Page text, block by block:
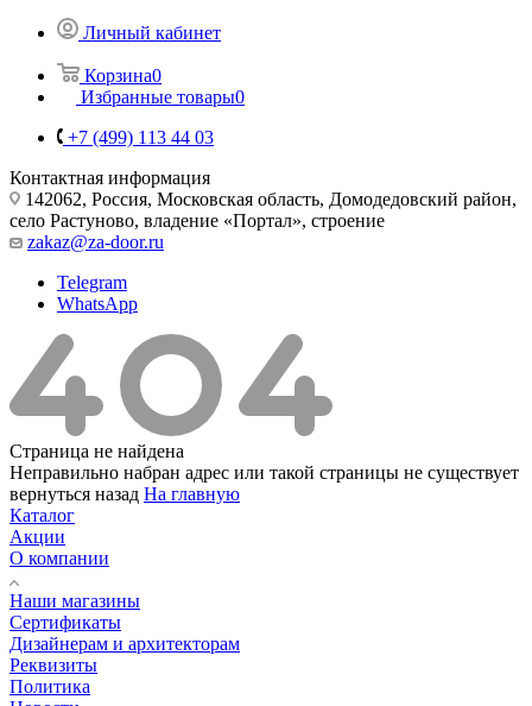
Личный кабинет
Корзина0
Избранные товары0
+7 (499) 113 44 03
Контактная информация
142062, Россия, Московская область, Домодедовский район,
село Растуново, владение «Портал», строение
zakaz@za-door.ru
Telegram
WhatsApp
Страница не найдена
Неправильно набран адрес или такой страницы не существует
вернуться назад На главную
Каталог
Акции
О компании
Наши магазины
Сертификаты
Дизайнерам и архитекторам
Реквизиты
Политика